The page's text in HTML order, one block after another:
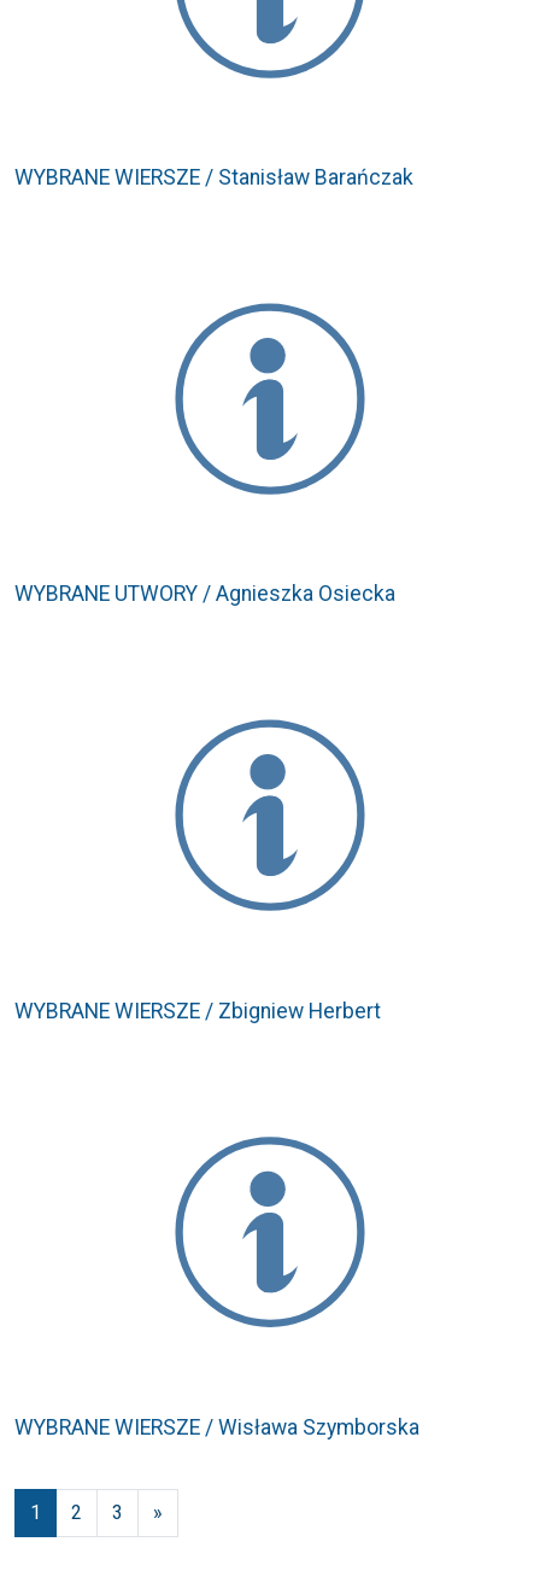
WYBRANE WIERSZE / Stanisław Barańczak
WYBRANE UTWORY / Agnieszka Osiecka
WYBRANE WIERSZE / Zbigniew Herbert
WYBRANE WIERSZE / Wisława Szymborska
Nawigacja po wpisach
1 2 3 »